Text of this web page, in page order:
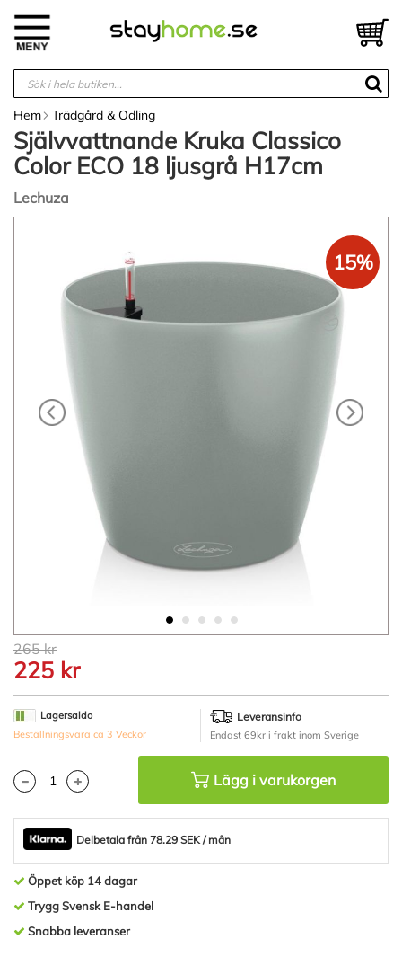
innehållet
Hem Trädgård & Odling
Självvattnande Kruka Classico
Color ECO 18 ljusgrå H17cm
Lechuza
bildgalleriet
Hoppa
till
början
av
bildgalleriet
15%
265 kr
225 kr
Lagersaldo
Beställningsvara ca 3 Veckor
Leveransinfo
Endast 69kr i frakt inom Sverige
Lägg i varukorgen
Delbetala från 78.29 SEK / mån
Öppet köp 14 dagar
Trygg Svensk E-handel
Snabba leveranser